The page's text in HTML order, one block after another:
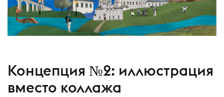
Концепция №2: иллюстрация
вместо коллажа